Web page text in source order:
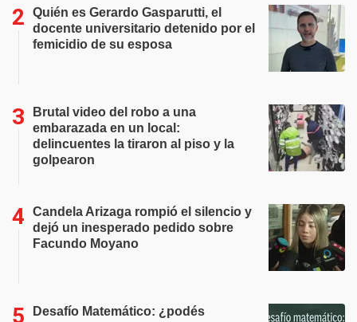
Quién es Gerardo Gasparutti, el
docente universitario detenido por el
femicidio de su esposa
Brutal video del robo a una
embarazada en un local:
delincuentes la tiraron al piso y la
golpearon
Candela Arizaga rompió el silencio y
dejó un inesperado pedido sobre
Facundo Moyano
Desafío Matemático: ¿podés